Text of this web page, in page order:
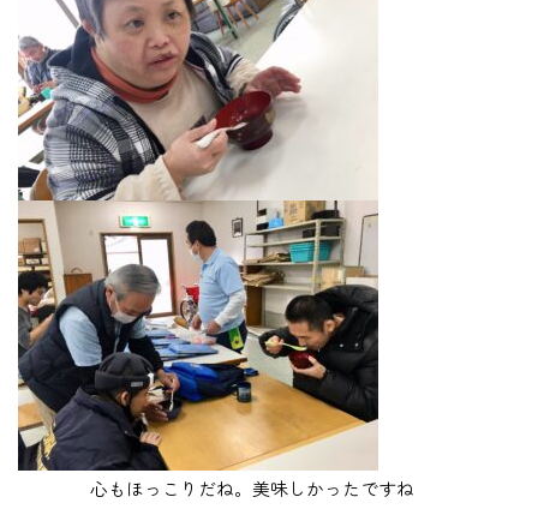
心もほっこりだね。美味しかったですね